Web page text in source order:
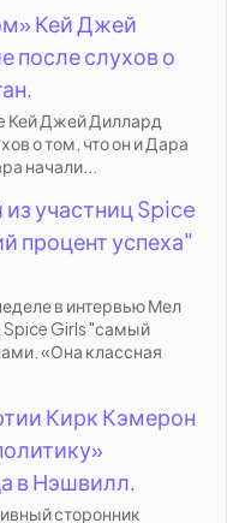
Кей Джей
после слухов о
Кей Джей Диллард
о том, что он и Дара
начали...
участниц Spice
процент успеха"
в интервью Мел
Spice Girls "самый
«Она классная
Кирк Кэмерон
в Нэшвилл.
сторонник